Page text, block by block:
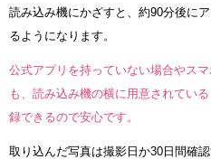
読み込み機にかざすと、約90分後に
るようになります。
公式アプリを持っていない場合やス
も、読み込み機の横に用意されてい
録できるので安心です。
取り込んだ写真は撮影日か30日間確認